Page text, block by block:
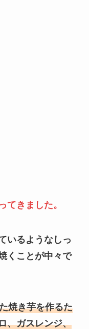
てきました。
いるようなしっ
くことが中々で
焼き芋を作るた
、ガスレンジ、